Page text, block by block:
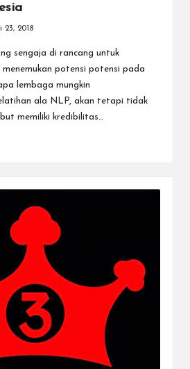
23, 2018
sengaja di rancang untuk
potensi potensi pada
lembaga mungkin
ala NLP, akan tetapi tidak
memiliki kredibilitas…